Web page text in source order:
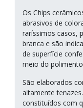
Os Chips
abrasivos de
raríssimos casos,
branca e são
de superfície
meio do
São elaborados
altamente
constituídos com